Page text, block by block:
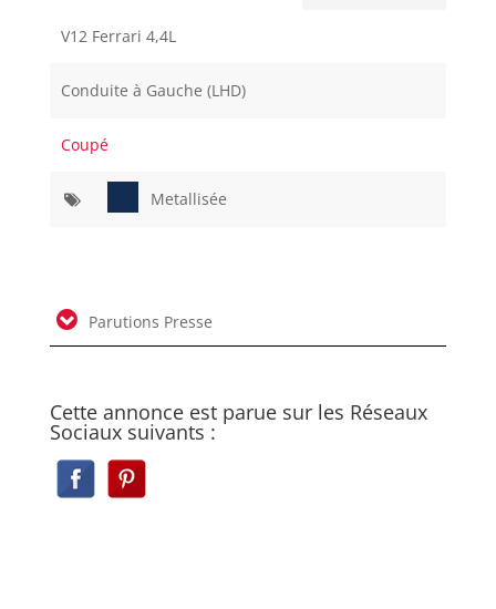
V12 Ferrari 4,4L
Conduite à Gauche (LHD)
Coupé
Metallisée
Parutions Presse
Cette annonce est parue sur les Réseaux
Sociaux suivants :